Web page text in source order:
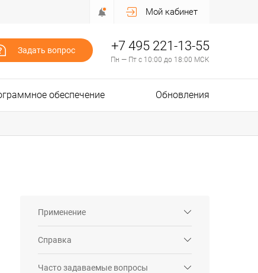
Мой кабинет
Задать вопрос +7 495 221-13-55
Пн — Пт с 10:00 до 18:00 МСК
обеспечение Обновления
Применение
Справка
Часто задаваемые вопросы